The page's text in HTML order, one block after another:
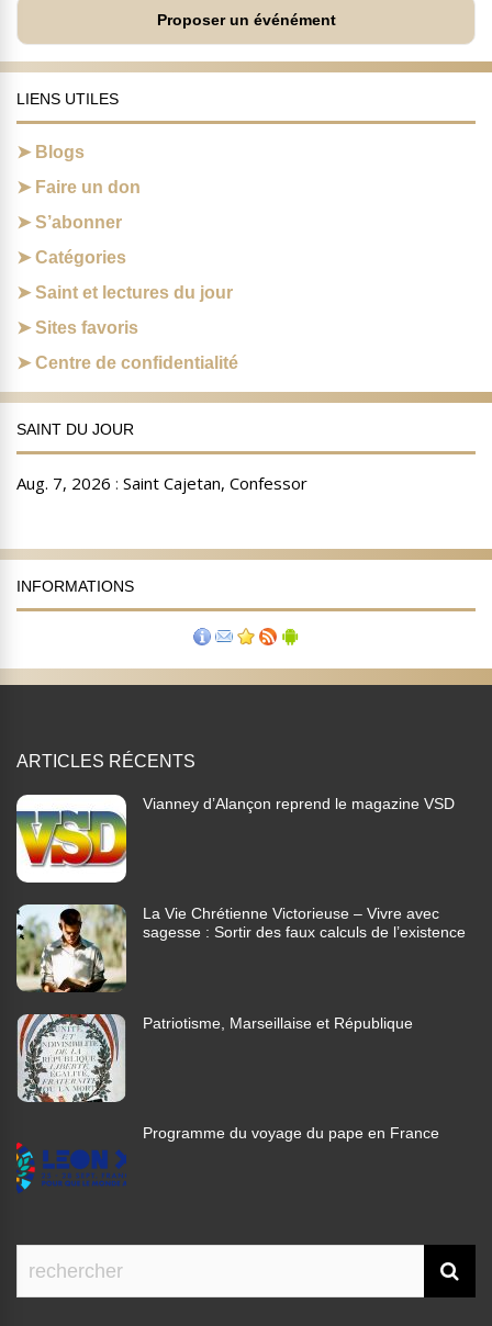
Proposer un événément
LIENS UTILES
Blogs
Faire un don
S’abonner
Catégories
Saint et lectures du jour
Sites favoris
Centre de confidentialité
SAINT DU JOUR
INFORMATIONS
ARTICLES RÉCENTS
Vianney d’Alançon reprend le magazine VSD
La Vie Chrétienne Victorieuse – Vivre avec
sagesse : Sortir des faux calculs de l’existence
Patriotisme, Marseillaise et République
Programme du voyage du pape en France